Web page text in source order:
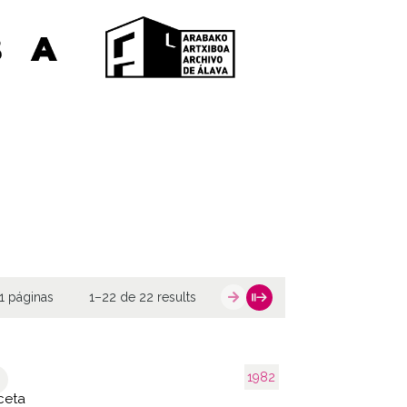
páginas 1–22 de 22 results
1982